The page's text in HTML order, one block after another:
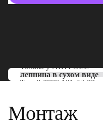
Только уARTPOLE
лепнина в сухом виде
Тел: 8 (800) 101-53-00
Монтаж